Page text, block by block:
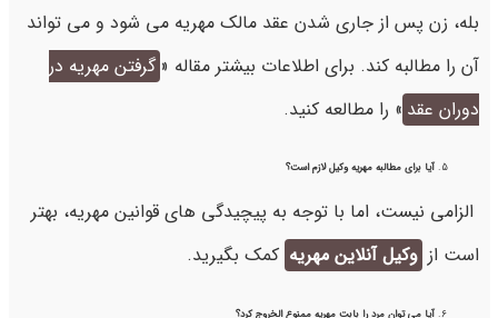
بله، زن پس از جاری شدن عقد مالک مهریه می شود و می تواند
آن را مطالبه کند. برای اطلاعات بیشتر مقاله « گرفتن مهریه در
دوران عقد » را مطالعه کنید.
آیا برای مطالبه مهریه وکیل لازم است؟
الزامی نیست، اما با توجه به پیچیدگی های قوانین مهریه، بهتر
است از وکیل آنلاین مهریه کمک بگیرید.
آیا می توان مرد را بابت مهریه ممنوع الخروج کرد؟